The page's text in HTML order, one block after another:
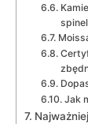
spinel
Jak